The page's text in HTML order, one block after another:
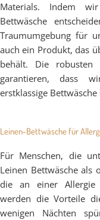
Materials. Indem
Bettwäsche
Traumumgebung für
auch ein Produkt, das
behält. Die robusten
garantieren, dass
erstklassige
Leinen-Bettwäsche für
Für Menschen, die
Leinen Bettwäsche als
die an einer Allergie
werden die Vorteile
wenigen Nächten